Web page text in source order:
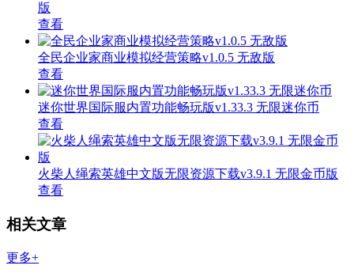
版
查看
全民企业家商业模拟经营策略v1.0.5 无敌版
查看
迷你世界国际服内置功能畅玩版v1.33.3 无限迷你币
查看
火柴人绳索英雄中文版无限资源下载v3.9.1 无限金币版
查看
相关文章
更多+